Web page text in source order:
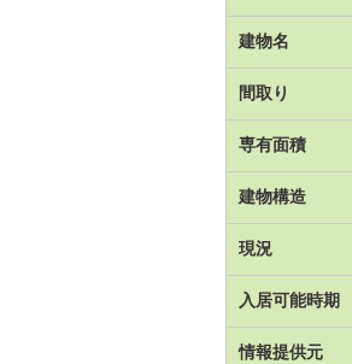
建物名
間取り
専有面積
建物構造
現況
入居可能時期
情報提供元